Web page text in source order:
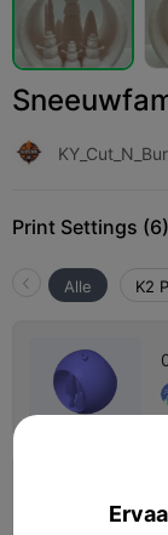
Print Settings (6)
Alle K2